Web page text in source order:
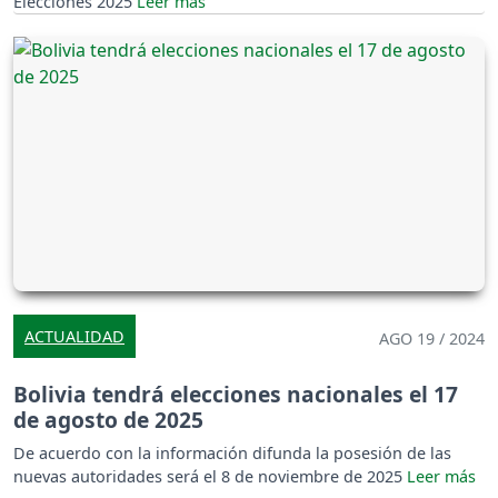
ACTUALIDAD AGO 19 / 2024
Bolivia tendrá elecciones nacionales el 17
de agosto de 2025
De acuerdo con la información difunda la posesión de las
nuevas autoridades será el 8 de noviembre de 2025